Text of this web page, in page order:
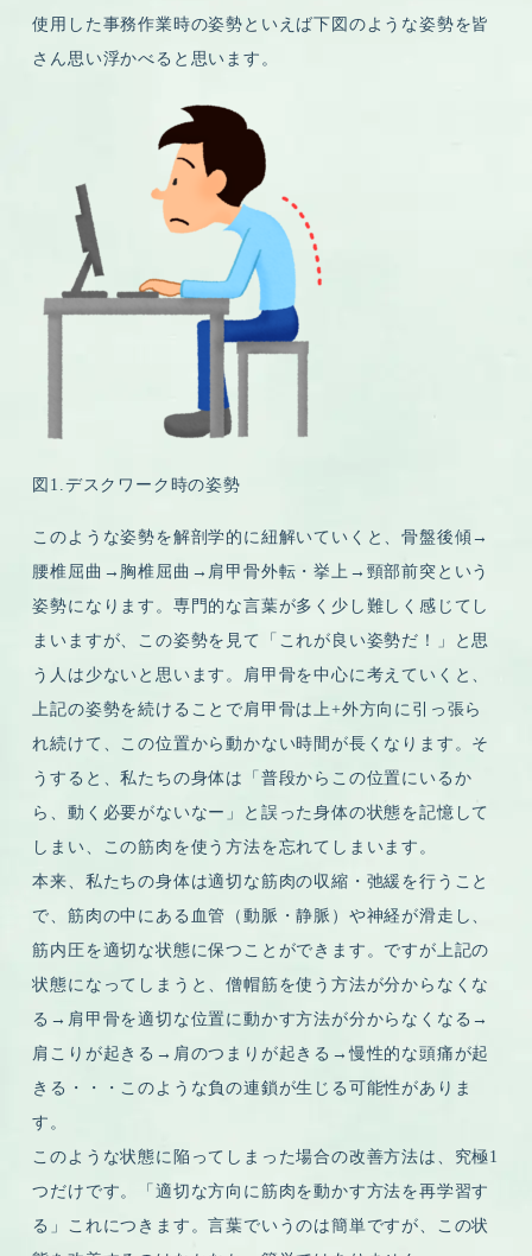
使用した事務作業時の姿勢といえば下図のような姿勢を皆
さん思い浮かべると思います。
図1.デスクワーク時の姿勢
このような姿勢を解剖学的に紐解いていくと、骨盤後傾→
腰椎屈曲→胸椎屈曲→肩甲骨外転・挙上→頸部前突という
姿勢になります。専門的な言葉が多く少し難しく感じてし
まいますが、この姿勢を見て「これが良い姿勢だ！」と思
う人は少ないと思います。肩甲骨を中心に考えていくと、
上記の姿勢を続けることで肩甲骨は上+外方向に引っ張ら
れ続けて、この位置から動かない時間が長くなります。そ
うすると、私たちの身体は「普段からこの位置にいるか
ら、動く必要がないなー」と誤った身体の状態を記憶して
しまい、この筋肉を使う方法を忘れてしまいます。
本来、私たちの身体は適切な筋肉の収縮・弛緩を行うこと
で、筋肉の中にある血管（動脈・静脈）や神経が滑走し、
筋内圧を適切な状態に保つことができます。ですが上記の
状態になってしまうと、僧帽筋を使う方法が分からなくな
る→肩甲骨を適切な位置に動かす方法が分からなくなる→
肩こりが起きる→肩のつまりが起きる→慢性的な頭痛が起
きる・・・このような負の連鎖が生じる可能性がありま
す。
このような状態に陥ってしまった場合の改善方法は、究極1
つだけです。「適切な方向に筋肉を動かす方法を再学習す
る」これにつきます。言葉でいうのは簡単ですが、この状